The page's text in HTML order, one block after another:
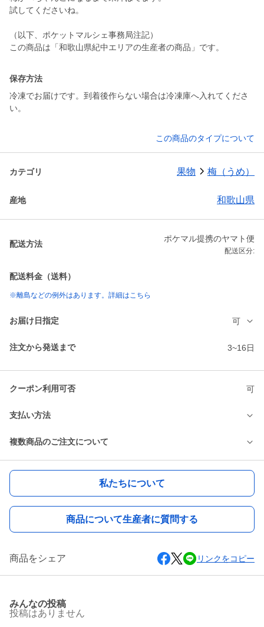
試してくださいね。
（以下、ポケットマルシェ事務局注記）
この商品は「和歌山県紀中エリアの生産者の商品」です。
保存方法
冷凍でお届けです。到着後作らない場合は冷凍庫へ入れてくださ
い。
この商品のタイプについて
カテゴリ 果物 梅（うめ）
産地 和歌山県
配送方法
ポケマル提携のヤマト便
配送区分:
配送料金（送料）
※離島などの例外はあります。詳細はこちら
お届け日指定 可
注文から発送まで 3~16日
クーポン利用可否 可
支払い方法
複数商品のご注文について
私たちについて
商品について生産者に質問する
商品をシェア リンクをコピー
みんなの投稿
投稿はありません